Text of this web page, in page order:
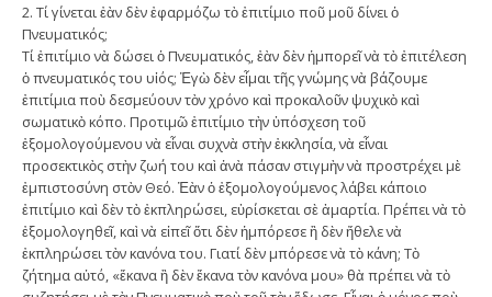
2. Τί γίνεται ἐὰν δὲν ἐφαρμόζω τὸ ἐπιτίμιο ποῦ μοῦ δίνει ὁ
Πνευματικός;
Τί ἐπιτίμιο νὰ δώσει ὁ Πνευματικός, ἐὰν δὲν ἠμπορεῖ νὰ τὸ ἐπιτέλεση
ὁ πνευματικός του υἱός; Ἐγὼ δὲν εἶμαι τῆς γνώμης νὰ βάζουμε
ἐπιτίμια ποὺ δεσμεύουν τὸν χρόνο καὶ προκαλοῦν ψυχικὸ καὶ
σωματικὸ κόπο. Προτιμῶ ἐπιτίμιο τὴν ὑπόσχεση τοῦ
ἐξομολογούμενου νὰ εἶναι συχνὰ στὴν ἐκκλησία, νὰ εἶναι
προσεκτικὸς στὴν ζωή του καὶ ἀνὰ πάσαν στιγμὴν νὰ προστρέχει μὲ
ἐμπιστοσύνη στὸν Θεό. Ἐὰν ὁ ἐξομολογούμενος λάβει κάποιο
ἐπιτίμιο καὶ δὲν τὸ ἐκπληρώσει, εὑρίσκεται σὲ ἁμαρτία. Πρέπει νὰ τὸ
ἐξομολογηθεῖ, καὶ νὰ εἰπεῖ ὅτι δὲν ἠμπόρεσε ἢ δὲν ἤθελε νὰ
ἐκπληρώσει τὸν κανόνα του. Γιατί δὲν μπόρεσε νὰ τὸ κάνη; Τὸ
ζήτημα αὐτό, «ἔκανα ἢ δὲν ἔκανα τὸν κανόνα μου» θὰ πρέπει νὰ τὸ